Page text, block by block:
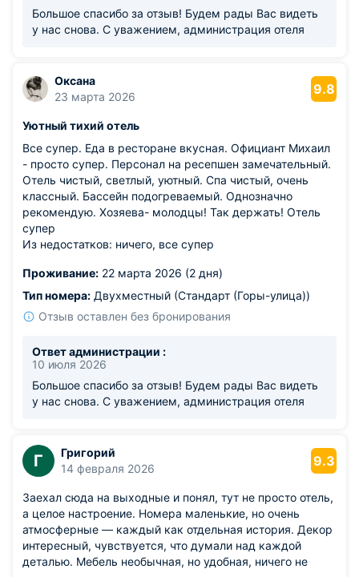
Большое спасибо за отзыв! Будем рады Вас видеть
у нас снова. С уважением, администрация отеля
Оксана
23 марта 2026
9.8
Уютный тихий отель
Все супер. Еда в ресторане вкусная. Официант Михаил
- просто супер. Персонал на ресепшен замечательный.
Отель чистый, светлый, уютный. Спа чистый, очень
классный. Бассейн подогреваемый. Однозначно
рекомендую. Хозяева- молодцы! Так держать! Отель
супер
Из недостатков: ничего, все супер
Проживание: 22 марта 2026 (2 дня)
Тип номера: Двухместный (Стандарт (Горы-улица))
Отзыв оставлен без бронирования
Ответ администрации :
10 июля 2026
Большое спасибо за отзыв! Будем рады Вас видеть
у нас снова. С уважением, администрация отеля
Г
Григорий
14 февраля 2026
9.3
Заехал сюда на выходные и понял, тут не просто отель,
а целое настроение. Номера маленькие, но очень
атмосферные — каждый как отдельная история. Декор
интересный, чувствуется, что думали над каждой
деталью. Мебель необычная, но удобная, ничего не